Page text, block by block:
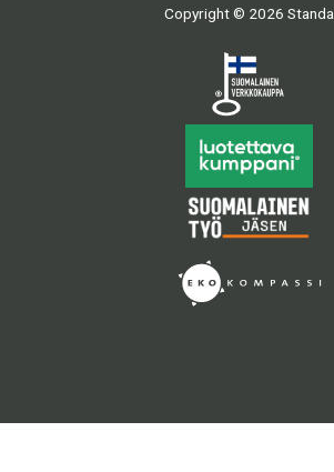
Copyright © 2026 Standa